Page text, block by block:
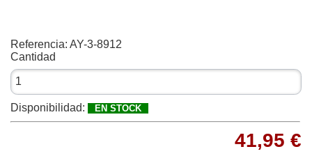
Referencia: AY-3-8912
Cantidad
Disponibilidad: EN STOCK
41,95 €